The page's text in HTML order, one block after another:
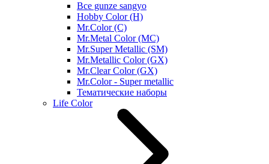
Все gunze sangyo
Hobby Color (H)
Mr.Color (C)
Mr.Metal Color (MC)
Mr.Super Metallic (SM)
Mr.Metallic Color (GX)
Mr.Clear Color (GX)
Mr.Color - Super metallic
Тематические наборы
Life Color